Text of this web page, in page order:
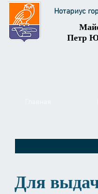
Нотариус
Петр
Для